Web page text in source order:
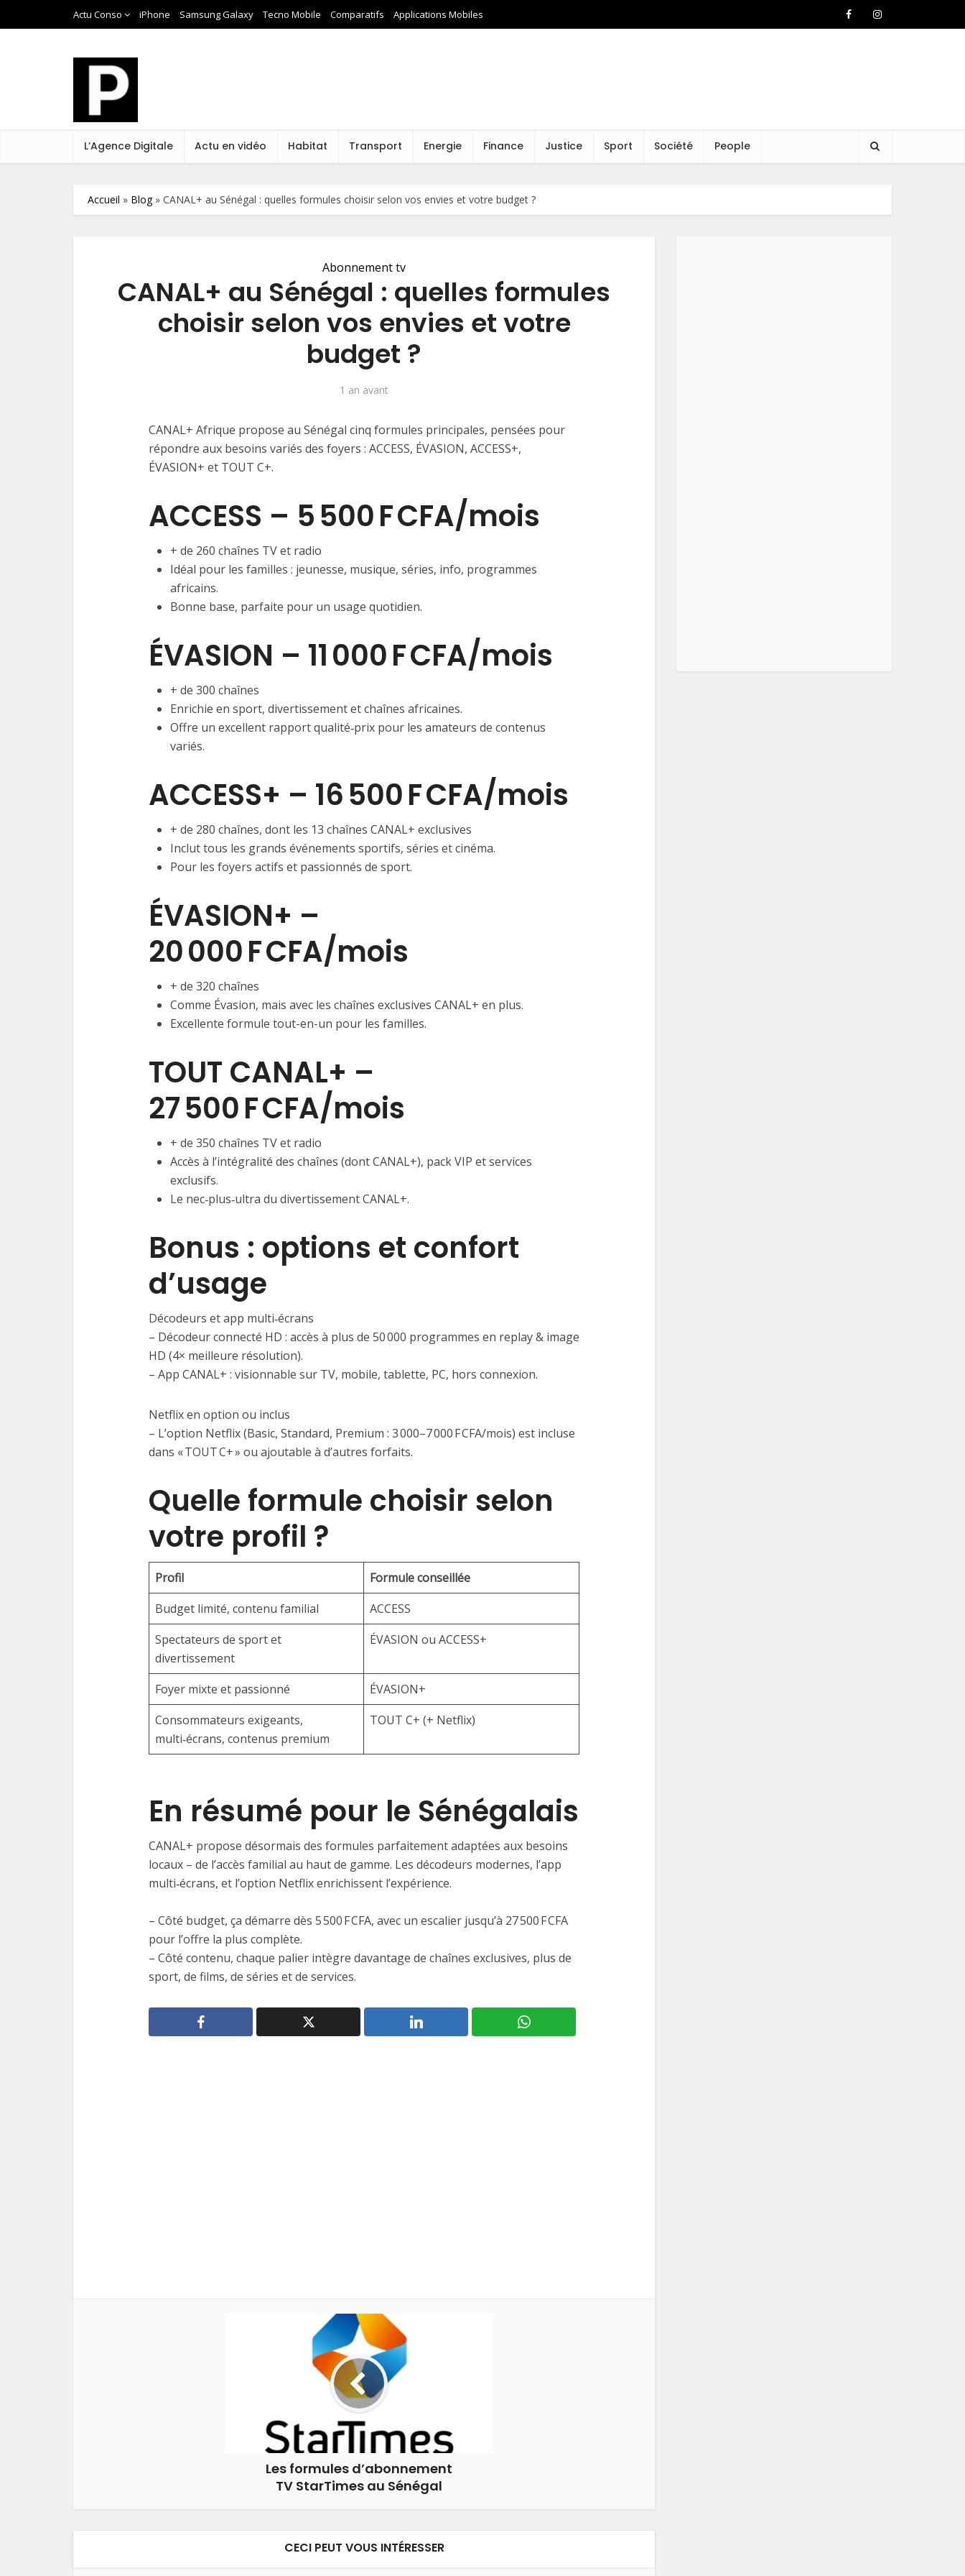
Actu Conso iPhone Samsung Galaxy Tecno Mobile Comparatifs Applications Mobiles
L’Agence Digitale Actu en vidéo Habitat Transport Energie Finance Justice Sport Société People
Accueil » Blog» CANAL+ au Sénégal : quelles formules choisir selon vos envies et votre budget ?
Abonnement tv
CANAL+ au Sénégal : quelles formules
choisir selon vos envies et votre
budget ?
1 an avant
CANAL+ Afrique propose au Sénégal cinq formules principales, pensées pour
répondre aux besoins variés des foyers : ACCESS, ÉVASION, ACCESS+,
ÉVASION+ et TOUT C+.
ACCESS – 5 500 F CFA/mois
+ de 260 chaînes TV et radio
Idéal pour les familles : jeunesse, musique, séries, info, programmes
africains.
Bonne base, parfaite pour un usage quotidien.
ÉVASION – 11 000 F CFA/mois
+ de 300 chaînes
Enrichie en sport, divertissement et chaînes africaines.
Offre un excellent rapport qualité‑prix pour les amateurs de contenus
variés.
ACCESS+ – 16 500 F CFA/mois
+ de 280 chaînes, dont les 13 chaînes CANAL+ exclusives
Inclut tous les grands événements sportifs, séries et cinéma.
Pour les foyers actifs et passionnés de sport.
ÉVASION+ –
20 000 F CFA/mois
+ de 320 chaînes
Comme Évasion, mais avec les chaînes exclusives CANAL+ en plus.
Excellente formule tout-en-un pour les familles.
TOUT CANAL+ –
27 500 F CFA/mois
+ de 350 chaînes TV et radio
Accès à l’intégralité des chaînes (dont CANAL+), pack VIP et services
exclusifs.
Le nec‑plus‑ultra du divertissement CANAL+.
Bonus : options et confort
d’usage
Décodeurs et app multi‑écrans
– Décodeur connecté HD : accès à plus de 50 000 programmes en replay & image
HD (4× meilleure résolution).
– App CANAL+ : visionnable sur TV, mobile, tablette, PC, hors connexion.
Netflix en option ou inclus
– L’option Netflix (Basic, Standard, Premium : 3 000–7 000 F CFA/mois) est incluse
dans « TOUT C+ » ou ajoutable à d’autres forfaits.
Quelle formule choisir selon
votre profil ?
Profil
Formule conseillée
Budget limité, contenu familial
ACCESS
Spectateurs de sport et
divertissement
ÉVASION ou ACCESS+
Foyer mixte et passionné
ÉVASION+
Consommateurs exigeants,
multi‑écrans, contenus premium
TOUT C+ (+ Netflix)
En résumé pour le Sénégalais
CANAL+ propose désormais des formules parfaitement adaptées aux besoins
locaux – de l’accès familial au haut de gamme. Les décodeurs modernes, l’app
multi‑écrans, et l’option Netflix enrichissent l’expérience.
– Côté budget, ça démarre dès 5 500 F CFA, avec un escalier jusqu’à 27 500 F CFA
pour l’offre la plus complète.
– Côté contenu, chaque palier intègre davantage de chaînes exclusives, plus de
sport, de films, de séries et de services.
Les formules d’abonnement
TV StarTimes au Sénégal
CECI PEUT VOUS INTÉRESSER